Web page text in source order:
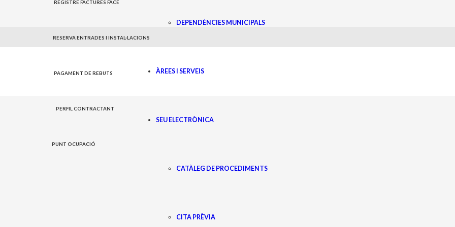
REGISTRE FACTURES FACE
RESERVA ENTRADES I INSTAL·LACIONS
PAGAMENT DE REBUTS
PERFIL CONTRACTANT
PUNT OCUPACIÓ
DEPENDÈNCIES MUNICIPALS
ÀREES I SERVEIS
SEU ELECTRÒNICA
CATÀLEG DE PROCEDIMENTS
CITA PRÈVIA
Joventut